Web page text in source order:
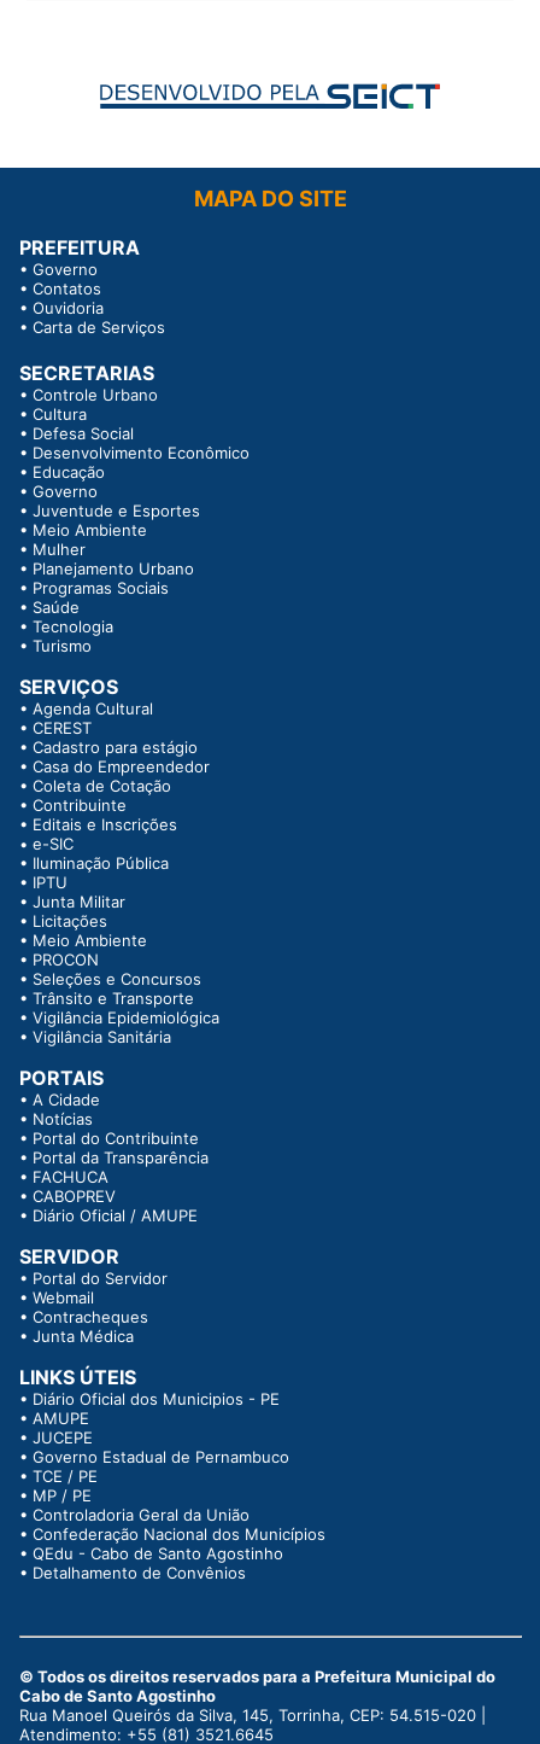
MAPA DO SITE
PREFEITURA
• Governo
• Contatos
• Ouvidoria
• Carta de Serviços
SECRETARIAS
• Controle Urbano
• Cultura
• Defesa Social
• Desenvolvimento Econômico
• Educação
• Governo
• Juventude e Esportes
• Meio Ambiente
• Mulher
• Planejamento Urbano
• Programas Sociais
• Saúde
• Tecnologia
• Turismo
SERVIÇOS
• Agenda Cultural
• CEREST
• Cadastro para estágio
• Casa do Empreendedor
• Coleta de Cotação
• Contribuinte
• Editais e Inscrições
• e-SIC
• Iluminação Pública
• IPTU
• Junta Militar
• Licitações
• Meio Ambiente
• PROCON
• Seleções e Concursos
• Trânsito e Transporte
• Vigilância Epidemiológica
• Vigilância Sanitária
PORTAIS
• A Cidade
• Notícias
• Portal do Contribuinte
• Portal da Transparência
• FACHUCA
• CABOPREV
• Diário Oficial / AMUPE
SERVIDOR
• Portal do Servidor
• Webmail
• Contracheques
• Junta Médica
LINKS ÚTEIS
• Diário Oficial dos Municipios - PE
• AMUPE
• JUCEPE
• Governo Estadual de Pernambuco
• TCE / PE
• MP / PE
• Controladoria Geral da União
• Confederação Nacional dos Municípios
• QEdu - Cabo de Santo Agostinho
• Detalhamento de Convênios
© Todos os direitos reservados para a Prefeitura Municipal do
Cabo de Santo Agostinho
Rua Manoel Queirós da Silva, 145, Torrinha, CEP: 54.515-020 |
Atendimento: +55 (81) 3521.6645